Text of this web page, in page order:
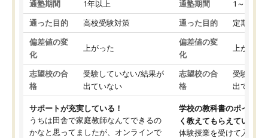
通塾期間 1年以上
通った目的 高校受験対策
偏差値の変
化
上がった
志望校の合
格
受験していない/結果が
出ていない
サポートが充実している！
うちは田舎で家庭教師なんてできるの
かなと思ってましたが、オンラインで
通塾期間 1～3ヵ月
通った目的 定期テス
偏差値の変
化
上がった
志望校の合
格
受験して
出ていな
学校の教科書のポイント
く教えてもらえている
体験授業を受けて入塾し